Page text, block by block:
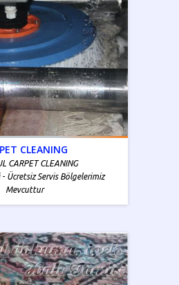
CLEANING
CARPET CLEANING
Ücretsiz Servis Bölgelerimiz
Mevcuttur